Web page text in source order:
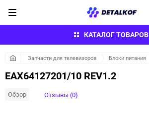
КАТАЛОГ ТОВАРОВ
Запчасти для телевизоров Блоки питания
EAX64127201/10 REV1.2
Обзор Отзывы (0)